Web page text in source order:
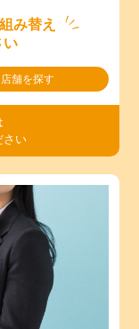
み替え
い
店舗を探す
さい